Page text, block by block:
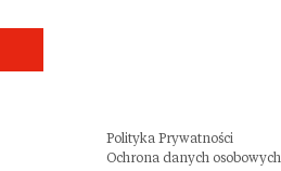
Polityka Prywatności
Ochrona danych osobowych